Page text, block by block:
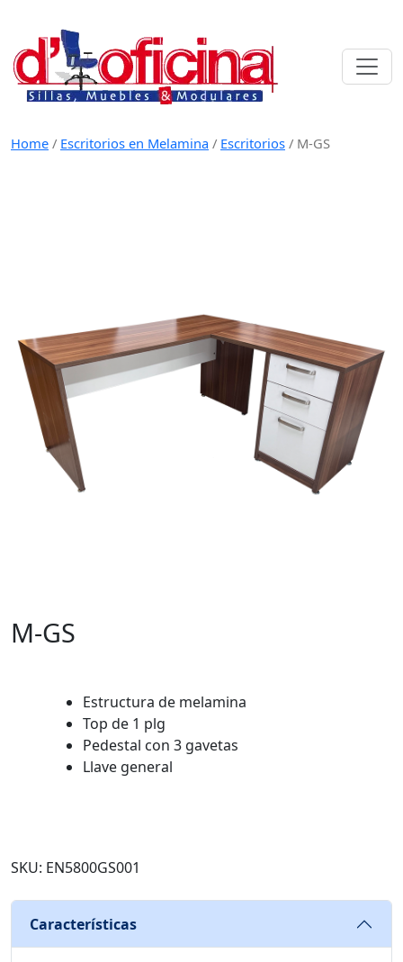
content
Home / Escritorios en Melamina / Escritorios / M-GS
M-GS
Estructura de melamina
Top de 1 plg
Pedestal con 3 gavetas
Llave general
SKU: EN5800GS001
Características